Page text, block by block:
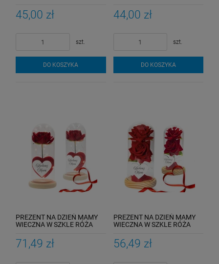
Kolorowy Ogród
45,00 zł
szt.
DO KOSZYKA
Kwiaty
44,00 zł
szt.
DO KOSZYKA
PREZENT NA DZIEŃ MAMY
WIECZNA W SZKLE RÓŻA
Róże
71,49 zł
PREZENT NA DZIEŃ MAMY
WIECZNA W SZKLE RÓŻA
Róże
56,49 zł